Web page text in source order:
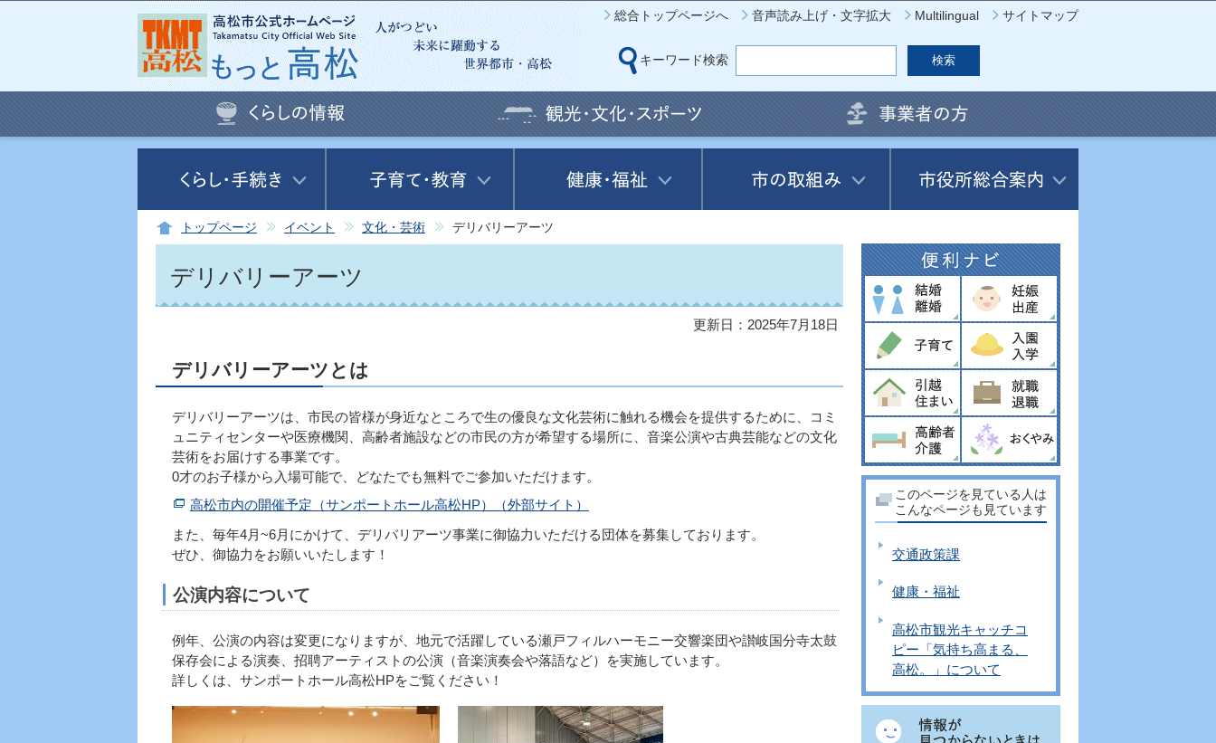
このページの本文へ移動
総合トップページへ 音声読み上げ・文字拡大 Multilingual サイトマップ
キーワード検索
トップページ イベント 文化・芸術 デリバリーアーツ
デリバリーアーツ
更新日：2025年7月18日
デリバリーアーツとは
デリバリーアーツは、市民の皆様が身近なところで生の優良な文化芸術に触れる機会を提供するために、コミ
ュニティセンターや医療機関、高齢者施設などの市民の方が希望する場所に、音楽公演や古典芸能などの文化
芸術をお届けする事業です。
0才のお子様から入場可能で、どなたでも無料でご参加いただけます。
高松市内の開催予定（サンポートホール高松HP）（外部サイト）
また、毎年4月~6月にかけて、デリバリアーツ事業に御協力いただける団体を募集しております。
ぜひ、御協力をお願いいたします！
公演内容について
例年、公演の内容は変更になりますが、地元で活躍している瀬戸フィルハーモニー交響楽団や讃岐国分寺太鼓
保存会による演奏、招聘アーティストの公演（音楽演奏会や落語など）を実施しています。
詳しくは、サンポートホール高松HPをご覧ください！
このページを見ている人は
こんなページも見ています
交通政策課
健康・福祉
高松市観光キャッチコ
ピー「気持ち高まる、
高松。」について